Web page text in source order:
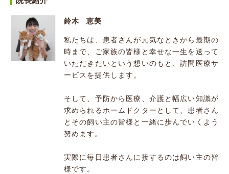
鈴木 恵美
私たちは、患者さんが元気なときから最期の
時まで、ご家族の皆様と幸せな一生を送って
いただきたいという想いのもと、訪問医療サ
ービスを提供します。
そして、予防から医療、介護と幅広い知識が
求められるホームドクターとして、患者さん
とその飼い主の皆様と一緒に歩んでいくよう
努めます。
実際に毎日患者さんに接するのは飼い主の皆
様です。